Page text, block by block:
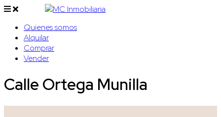
Quienes somos
Alquilar
Comprar
Vender
Calle Ortega Munilla